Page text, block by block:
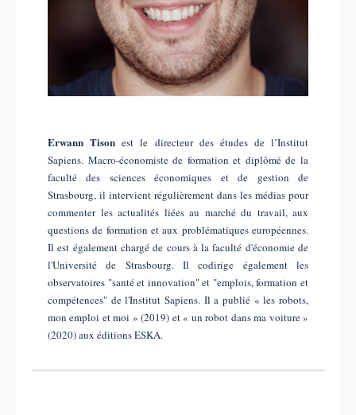
Erwann Tison est le directeur des études de l’Institut
Sapiens. Macro-économiste de formation et diplômé de la
faculté des sciences économiques et de gestion de
Strasbourg, il intervient régulièrement dans les médias pour
commenter les actualités liées au marché du travail, aux
questions de formation et aux problématiques européennes.
Il est également chargé de cours à la faculté d'économie de
l'Université de Strasbourg. Il codirige également les
observatoires "santé et innovation" et "emplois, formation et
compétences" de l'Institut Sapiens. Il a publié « les robots,
mon emploi et moi » (2019) et « un robot dans ma voiture »
(2020) aux éditions ESKA.